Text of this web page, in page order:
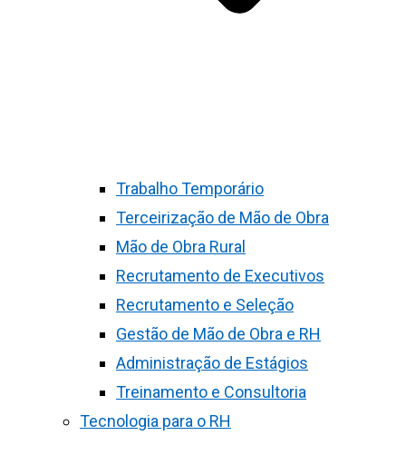
Trabalho Temporário
Terceirização de Mão de Obra
Mão de Obra Rural
Recrutamento de Executivos
Recrutamento e Seleção
Gestão de Mão de Obra e RH
Administração de Estágios
Treinamento e Consultoria
Tecnologia para o RH